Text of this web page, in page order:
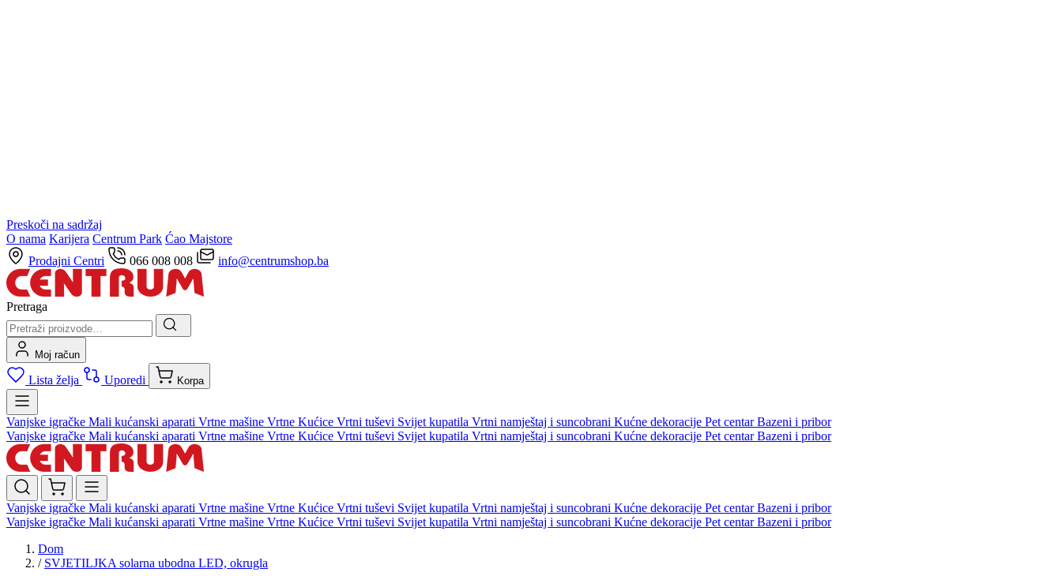
Preskoči na sadržaj
O nama Karijera Centrum Park Ćao Majstore
Prodajni Centri
066 008 008 info@centrumshop.ba
Pretraga
Moj račun
Lista želja Uporedi Korpa
Vanjske igračke Mali kućanski aparati Vrtne mašine Vrtne Kućice Vrtni tuševi Svijet kupatila Vrtni namještaj i suncobrani Kućne dekoracije Pet centarBazeni i pribor
Vanjske igračke Mali kućanski aparati Vrtne mašine Vrtne Kućice Vrtni tuševi Svijet kupatila Vrtni namještaj i suncobrani Kućne dekoracije Pet centarBazeni i pribor
Vanjske igračke Mali kućanski aparati Vrtne mašine Vrtne Kućice Vrtni tuševi Svijet kupatila Vrtni namještaj i suncobrani Kućne dekoracije Pet centarBazeni i pribor
Vanjske igračke Mali kućanski aparati Vrtne mašine Vrtne Kućice Vrtni tuševi Svijet kupatila Vrtni namještaj i suncobrani Kućne dekoracije Pet centarBazeni i pribor
Dom
/ SVJETILJKA solarna ubodna LED, okrugla